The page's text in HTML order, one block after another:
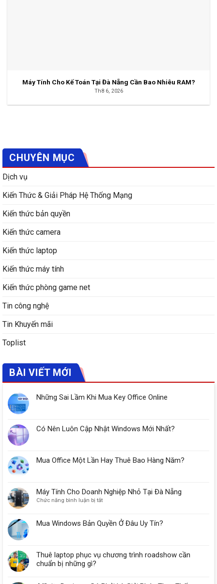
Máy Tính Cho Kế Toán Tại Đà Nẵng Cần Bao Nhiêu RAM?
Th8 6, 2026
CHUYÊN MỤC
Dịch vụ
Kiến Thức & Giải Pháp Hệ Thống Mạng
Kiến thức bản quyền
Kiến thức camera
Kiến thức laptop
Kiến thức máy tính
Kiến thức phòng game net
Tin công nghệ
Tin Khuyến mãi
Toplist
BÀI VIẾT MỚI
Những Sai Lầm Khi Mua Key Office Online
Có Nên Luôn Cập Nhật Windows Mới Nhất?
Mua Office Một Lần Hay Thuê Bao Hàng Năm?
Máy Tính Cho Doanh Nghiệp Nhỏ Tại Đà Nẵng
Chức năng bình luận bị tắtở
Cho
Tại
Mua Windows Bản Quyền Ở Đâu Uy Tín?
Thuê laptop phục vụ chương trình roadshow cần
chuẩn bị những gì?